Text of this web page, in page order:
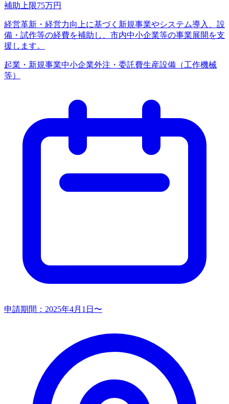
補助上限75万円
経営革新・経営力向上に基づく新規事業やシステム導入、設
備・試作等の経費を補助し、市内中小企業等の事業展開を支
援します。
起業・新規事業中小企業外注・委託費生産設備（工作機械
等）
申請期間： 2025年4月1日〜